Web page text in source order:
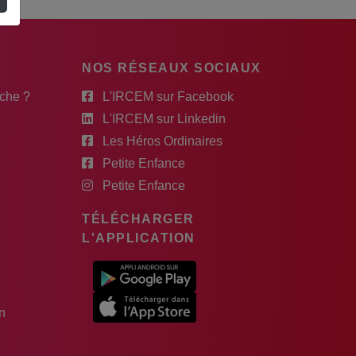
?
NOS RÉSEAUX SOCIAUX
L'IRCEM sur Facebook
L'IRCEM sur Linkedin
Les Héros Ordinaires
Petite Enfance
Petite Enfance
TÉLÉCHARGER
L'APPLICATION